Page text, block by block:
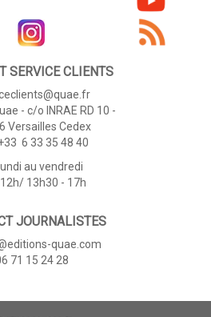
SERVICE CLIENTS
- c/o INRAE RD 10 -
Versailles Cedex
6 33 35 48 40
au vendredi
13h30 - 17h
JOURNALISTES
quae.com
71 15 24 28